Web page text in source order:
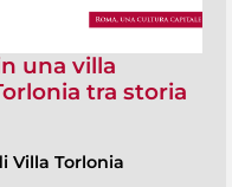
una villa
tra storia
Villa Torlonia